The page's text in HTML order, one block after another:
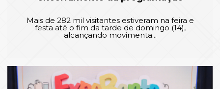
Mais de 282 mil visitantes estiveram na feira e
festa até o fim da tarde de domingo (14),
alcançando movimenta...